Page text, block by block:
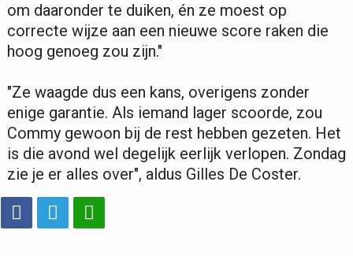
om daaronder te duiken, én ze moest op
correcte wijze aan een nieuwe score raken die
hoog genoeg zou zijn."
"Ze waagde dus een kans, overigens zonder
enige garantie. Als iemand lager scoorde, zou
Commy gewoon bij de rest hebben gezeten. Het
is die avond wel degelijk eerlijk verlopen. Zondag
zie je er alles over", aldus Gilles De Coster.